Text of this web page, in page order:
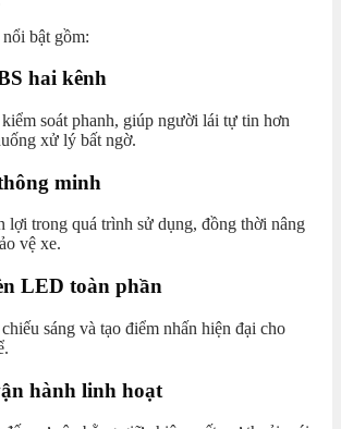
bật gồm:
hai kênh
soát phanh, giúp người lái tự tin hơn
xử lý bất ngờ.
minh
lợi trong quá trình sử dụng, đồng thời nâng
vệ xe.
LED toàn phần
sáng và tạo điểm nhấn hiện đại cho
hành linh hoạt